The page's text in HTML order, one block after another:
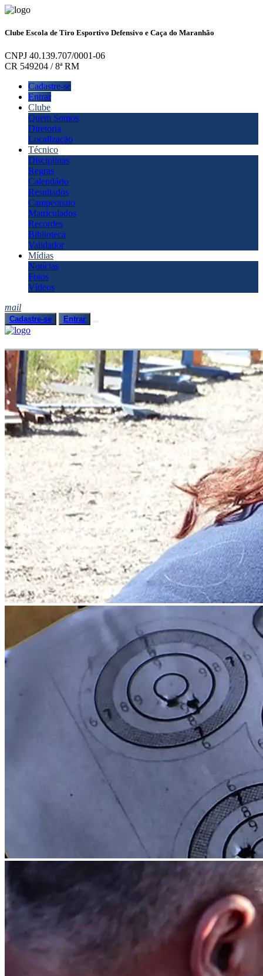
Clube Escola de Tiro Esportivo Defensivo e Caça do Maranhão
CNPJ 40.139.707/0001-06
CR 549204 / 8ª RM
Cadastre-se
Entrar
Clube
Quem Somos
Diretoria
Localização
Técnico
Disciplinas
Regras
Calendário
Resultados
Campeonato
Matriculados
Recordes
Biblioteca
Validador
Mídias
Notícias
Fotos
Vídeos
mail
Cadastre-se Entrar